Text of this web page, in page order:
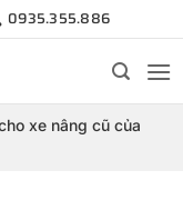
0935.355.886
xe nâng cũ của